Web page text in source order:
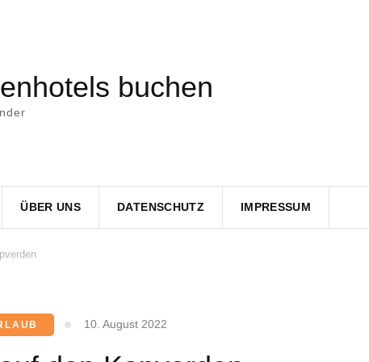
buchen
ÜBER UNS DATENSCHUTZ IMPRESSUM
10. August 2022